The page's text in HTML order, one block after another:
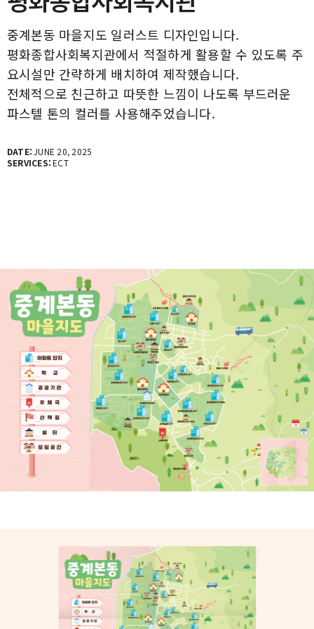
중계본동 마을지도 일러스트 디자인입니다.
평화종합사회복지관에서 적절하게 활용할 수 있도록 주
요시설만 간략하게 배치하여 제작했습니다.
전체적으로 친근하고 따뜻한 느낌이 나도록 부드러운
파스텔 톤의 컬러를 사용해주었습니다.
DATE:JUNE 20, 2025
SERVICES:ECT